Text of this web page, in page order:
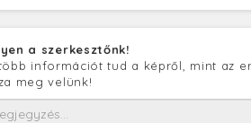
a szerkesztőnk!
információt tud a képről, mint az
meg velünk!